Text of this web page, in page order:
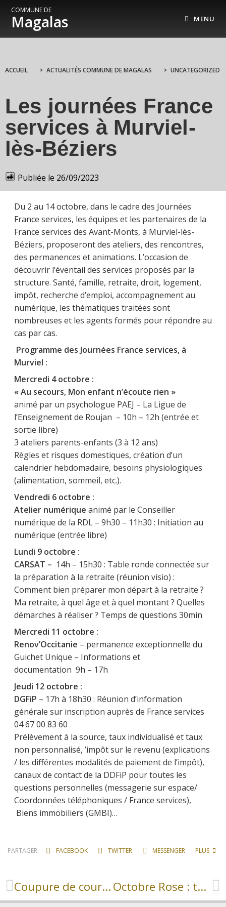
COMMUNE DE
Magalas MENU
ACCUEIL > ACTUALITÉS COMMUNE DE MAGALAS > UNCATEGORIZED
Les journées France
services à Murviel-
lès-Béziers
Publiée le 26/09/2023
Du 2 au 14 octobre, dans le cadre des Journées
France services, les équipes et les partenaires de la
France services des Avant-Monts, à Murviel-lès-
Béziers, proposeront des ateliers, des rencontres,
des permanences et animations. L’occasion de
découvrir l’éventail des services proposés par la
structure. Santé, famille, retraite, droit, logement,
impôt, recherche d’emploi, accompagnement au
numérique, les thématiques traitées sont
nombreuses et les agents formés pour répondre au
cas par cas.
Programme des Journées France services, à
Murviel :
Mercredi 4 octobre :
« Au secours, Mon enfant n’écoute rien »
animé par un psychologue PAEJ – La Ligue de
l’Enseignement de Roujan – 10h – 12h (entrée et
sortie libre)
3 ateliers parents-enfants (3 à 12 ans)
Règles et risques domestiques, création d’un
calendrier hebdomadaire, besoins physiologiques
(alimentation, sommeil, etc.).
Vendredi 6 octobre :
Atelier numérique animé par le Conseiller
numérique de la RDL – 9h30 – 11h30 : Initiation au
numérique (entrée libre)
Lundi 9 octobre :
CARSAT – 14h – 15h30 : Table ronde connectée sur
la préparation à la retraite (réunion visio) :
Comment bien préparer mon départ à la retraite ?
Ma retraite, à quel âge et à quel montant ? Quelles
démarches à réaliser ? Temps de questions 30min
Mercredi 11 octobre :
Renov’Occitanie – permanence exceptionnelle du
Guichet Unique – Informations et
documentation 9h – 17h
Jeudi 12 octobre :
DGFiP – 17h à 18h30 : Réunion d’information
générale sur inscription auprès de France services
04 67 00 83 60
Prélèvement à la source, taux individualisé et taux
non personnalisé, ’impôt sur le revenu (explications
/ les différentes modalités de paiement de l’impôt),
canaux de contact de la DDFiP pour toutes les
questions personnelles (messagerie sur espace/
Coordonnées téléphoniques / France services),
Biens immobiliers (GMBI)…
PARTAGER: FACEBOOK TWITTER MESSENGER PLUS
Coupure de courant pour travaux Octobre Rose : tous unis contre le cancer du sein